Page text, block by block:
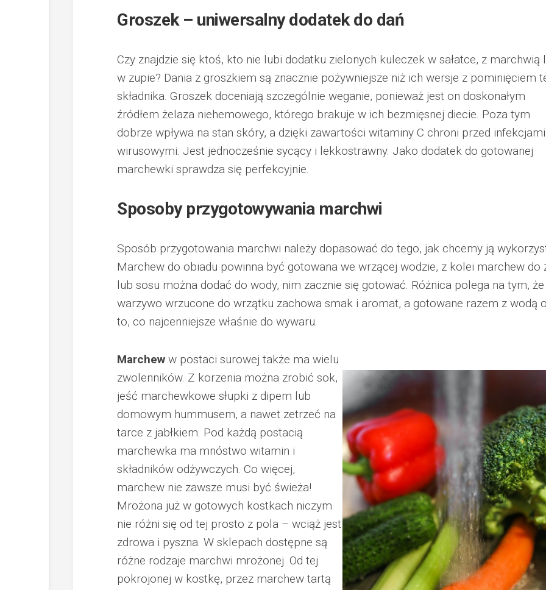
Groszek – uniwersalny dodatek do dań
Czy znajdzie się ktoś, kto nie lubi dodatku zielonych kuleczek w sałatce, z marchwią
w zupie? Dania z groszkiem są znacznie pożywniejsze niż ich wersje z pominięciem
składnika. Groszek doceniają szczególnie weganie, ponieważ jest on doskonałym
źródłem żelaza niehemowego, którego brakuje w ich bezmięsnej diecie. Poza tym
dobrze wpływa na stan skóry, a dzięki zawartości witaminy C chroni przed infekcjami
wirusowymi. Jest jednocześnie sycący i lekkostrawny. Jako dodatek do gotowanej
marchewki sprawdza się perfekcyjnie.
Sposoby przygotowywania marchwi
Sposób przygotowania marchwi należy dopasować do tego, jak chcemy ją
Marchew do obiadu powinna być gotowana we wrzącej wodzie, z kolei marchew do
lub sosu można dodać do wody, nim zacznie się gotować. Różnica polega na tym, że
warzywo wrzucone do wrzątku zachowa smak i aromat, a gotowane razem z wodą
to, co najcenniejsze właśnie do wywaru.
Marchew w postaci surowej także ma wielu
zwolenników. Z korzenia można zrobić sok,
jeść marchewkowe słupki z dipem lub
domowym hummusem, a nawet zetrzeć na
tarce z jabłkiem. Pod każdą postacią
marchewka ma mnóstwo witamin i
składników odżywczych. Co więcej,
marchew nie zawsze musi być świeża!
Mrożona już w gotowych kostkach niczym
nie różni się od tej prosto z pola – wciąż jest
zdrowa i pyszna. W sklepach dostępne są
różne rodzaje marchwi mrożonej. Od tej
pokrojonej w kostkę, przez marchew tartą